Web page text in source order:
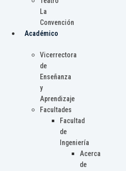
La
Convención
Académico
Vicerrectora
de
Enseñanza
y
Aprendizaje
Facultades
Facultad
de
Ingeniería
Acerca
de